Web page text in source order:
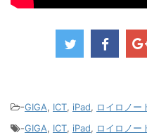
-GIGA, ICT, iPad, ロイロノー
-GIGA, ICT, iPad, ロイロノー